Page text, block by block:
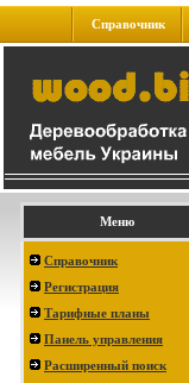
Справочник
Меню
Справочник
Регистрация
Тарифные планы
Панель управления
Расширенный поиск